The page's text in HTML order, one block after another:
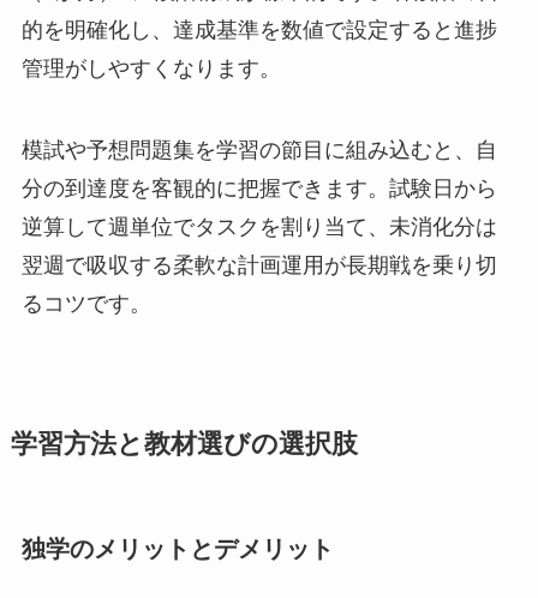
的を明確化し、達成基準を数値で設定すると進捗
管理がしやすくなります。
模試や予想問題集を学習の節目に組み込むと、自
分の到達度を客観的に把握できます。試験日から
逆算して週単位でタスクを割り当て、未消化分は
翌週で吸収する柔軟な計画運用が長期戦を乗り切
るコツです。
学習方法と教材選びの選択肢
独学のメリットとデメリット